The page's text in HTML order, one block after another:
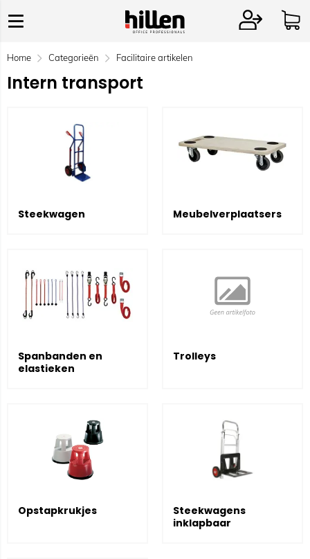
Home Categorieën Facilitaire artikelen
Intern transport
Steekwagen Meubelverplaatsers
Spanbanden en
elastieken
Trolleys
Opstapkrukjes
Steekwagens
inklapbaar